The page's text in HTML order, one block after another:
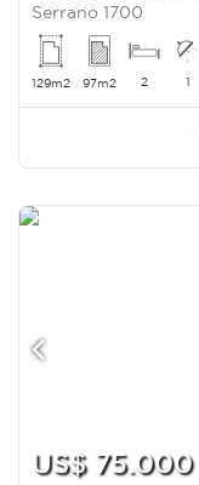
Serrano 1700
129m2 97m2 2 1
US$ 75.000